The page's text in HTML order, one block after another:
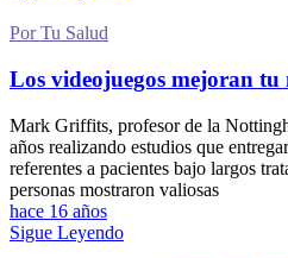
Por Tu Salud
Los videojuegos mejoran tu
Mark Griffits, profesor de la
años realizando estudios que
referentes a pacientes bajo largos
personas mostraron valiosas
hace 16 años
Sigue Leyendo